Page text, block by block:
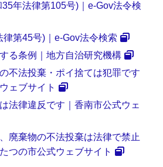
年法律第105号)｜e-Gov法令検
律第45号)｜e-Gov法令検索
る条例｜地方自治研究機構
不法投棄・ポイ捨ては犯罪です
ェブサイト
法律違反です｜香南市公式ウェ
廃棄物の不法投棄は法律で禁止
つの市公式ウェブサイト